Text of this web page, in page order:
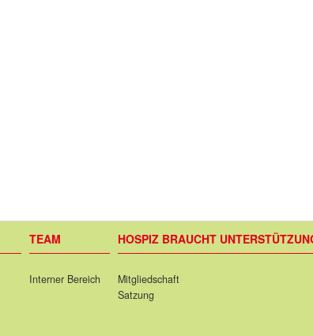
TEAM HOSPIZ BRAUCHT
Interner Bereich
Mitgliedschaft
Satzung